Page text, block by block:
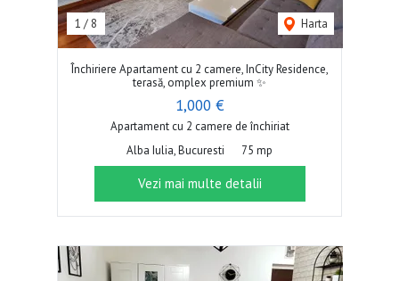
1 / 8 Harta
Închiriere Apartament cu 2 camere, InCity Residence,
terasă, omplex premium ✨
1,000 €
Apartament cu 2 camere de închiriat
Alba Iulia, Bucuresti
75 mp
Vezi mai multe detalii